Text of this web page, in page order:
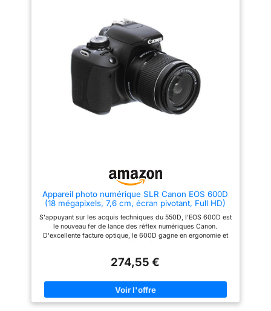
moments spontanés â€“ dans
des vidéos Full HD créatives ou
des clichés vidéo des points
culminants de la journée
Enregistrez en toute confiance :
grce à la mise au point
automatique précise, au viseur
optique, à la prise de vue en
rafale jusqu'à 3 images par
seconde et au processeur
noir EOS 2000D ; EF-S 18-55
couvercle de boîtier d'appareil
photo R-F-3 ; sangle EW-400D ;
batterie LC-E10E ; cble
d'alimentation pour chargeur de
batterie ; cache objectif ;
(français non garanti). Première
étape L'objectif ne contient pas
Appareil photo numérique SLR Canon EOS 600D
(18 mégapixels, 7,6 cm, écran pivotant, Full HD)
S'appuyant sur les acquis techniques du 550D, l'EOS 600D est
le nouveau fer de lance des réflex numériques Canon.
D'excellente facture optique, le 600D gagne en ergonomie et
note, le 600D reprend à son compte les principaux atouts de
puissante combinaison qui mérite toute notre attention !Lan...
274,55 €